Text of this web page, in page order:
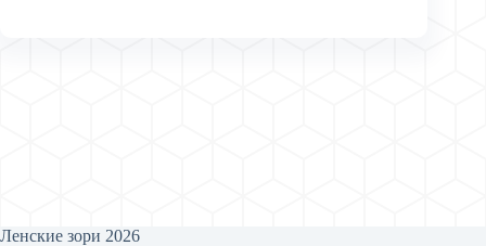
Ленские зори 2026